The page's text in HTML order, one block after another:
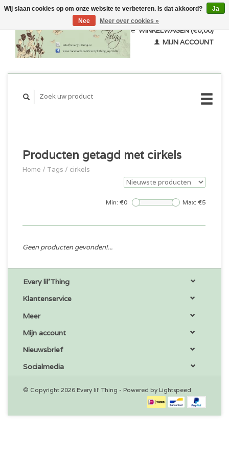
WINKELWAGEN (€0,00)
MIJN ACCOUNT
Producten getagd met cirkels
Home / Tags / cirkels
Min: €0 Max: €5
Geen producten gevonden!...
Every lil'Thing
Klantenservice
Meer
Mijn account
Nieuwsbrief
Socialmedia
© Copyright 2026 Every lil' Thing - Powered by Lightspeed
Wij slaan cookies op om onze website te verbeteren. Is dat akkoord?
Ja
Nee
Meer over cookies »